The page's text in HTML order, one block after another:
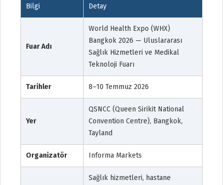
Bilgi Detay
Fuar Adı
World Health Expo (WHX)
Bangkok 2026 — Uluslararası
Sağlık Hizmetleri ve Medikal
Teknoloji Fuarı
Tarihler 8–10 Temmuz 2026
Yer
QSNCC (Queen Sirikit National
Convention Centre), Bangkok,
Tayland
Organizatör Informa Markets
Sağlık hizmetleri, hastane